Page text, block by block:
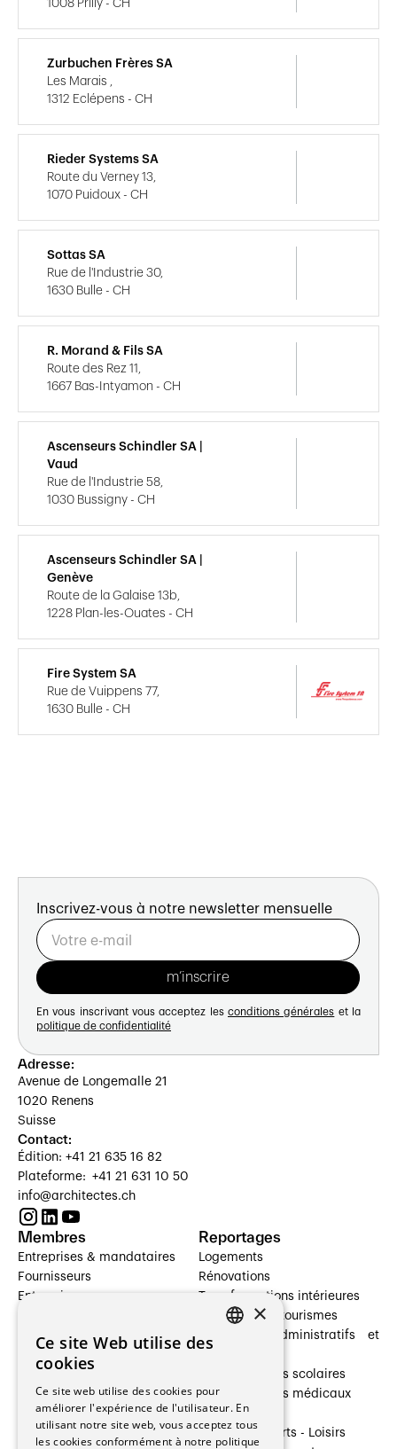
1008 Prilly - CH
Zurbuchen Frères SA
Les Marais ,
1312 Eclépens - CH
Rieder Systems SA
Route du Verney 13,
1070 Puidoux - CH
Sottas SA
Rue de l'Industrie 30,
1630 Bulle - CH
R. Morand & Fils SA
Route des Rez 11,
1667 Bas-Intyamon - CH
Ascenseurs Schindler SA |
Vaud
Rue de l'Industrie 58,
1030 Bussigny - CH
Ascenseurs Schindler SA |
Genève
Route de la Galaise 13b,
1228 Plan-les-Ouates - CH
Fire System SA
Rue de Vuippens 77,
1630 Bulle - CH
Inscrivez-vous à notre newsletter mensuelle
En vous inscrivant vous acceptez les conditions générales et la
politique de confidentialité
Adresse:
Avenue de Longemalle 21
1020 Renens
Suisse
Contact:
Édition: +41 21 635 16 82
Plateforme: +41 21 631 10 50
info@architectes.ch
Membres
Entreprises & mandataires
Fournisseurs
Entreprises
Architectes paysagistes
Architectes d'intérieur
Entreprises générales
Ingénieurs et mandataires
Reportages
Logements
Rénovations
Transformations intérieures
Hôtelleries et tourismes
Bâtiments administratifs et
Établissements scolaires
Établissements médicaux
Villas
Cultures - Sports - Loisirs
×
Ce site Web utilise des
cookies
Ce site web utilise des cookies pour
améliorer l'expérience de l'utilisateur. En
utilisant notre site web, vous acceptez tous
les cookies conformément à notre politique